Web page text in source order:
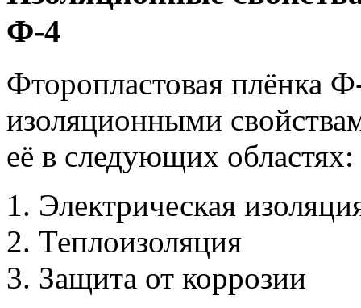
Ф-4
Фторопластовая плёнка
изоляционными
её в следующих областях:
Электрическая
Теплоизоляция
Защита от коррозии